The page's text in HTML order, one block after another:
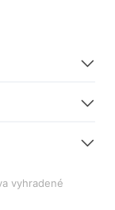
vyhradené